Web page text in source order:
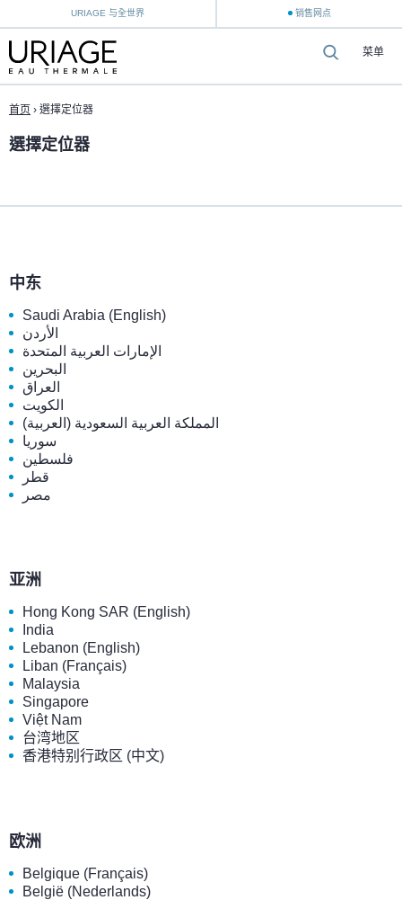
URIAGE 与全世界 销售网点
菜单
首页 › 選擇定位器
選擇定位器
中东
Saudi Arabia (English)
الأردن
الإمارات العربية المتحدة
البحرين
العراق
الكويت
المملكة العربية السعودية (العربية)
سوريا
فلسطين
قطر
مصر
亚洲
Hong Kong SAR (English)
India
Lebanon (English)
Liban (Français)
Malaysia
Singapore
Việt Nam
台湾地区
香港特别行政区 (中文)
欧洲
Belgique (Français)
België (Nederlands)